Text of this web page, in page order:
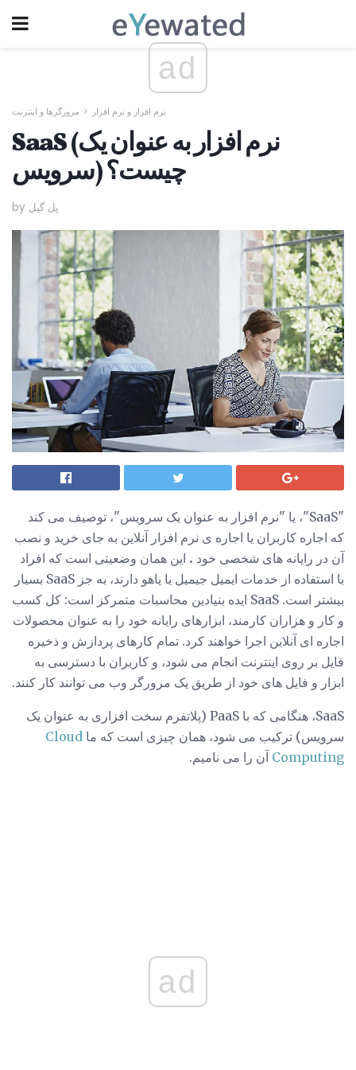
ad
نرم افزار و نرم افزار مرورگرها و اینترنت
SaaS (نرم افزار به عنوان یک
سرویس) چیست؟
by پل گیل
"SaaS"، یا "نرم افزار به عنوان یک سرویس"، توصیف می کند
که اجاره کاربران یا اجاره ی نرم افزار آنلاین به جای خرید و نصب
آن در رایانه های شخصی خود . این همان وضعیتی است که افراد
با استفاده از خدمات ایمیل جیمیل یا یاهو دارند، به جز SaaS بسیار
بیشتر است. SaaS ایده بنیادین محاسبات متمرکز است: کل کسب
و کار و هزاران کارمند، ابزارهای رایانه خود را به عنوان محصولات
اجاره ای آنلاین اجرا خواهند کرد. تمام کارهای پردازش و ذخیره
فایل بر روی اینترنت انجام می شود، و کاربران با دسترسی به
ابزار و فایل های خود از طریق یک مرورگر وب می توانند کار کنند.
SaaS، هنگامی که با PaaS (پلاتفرم سخت افزاری به عنوان یک
سرویس) ترکیب می شود، همان چیزی است که ما Cloud
Computing آن را می نامیم.
ad